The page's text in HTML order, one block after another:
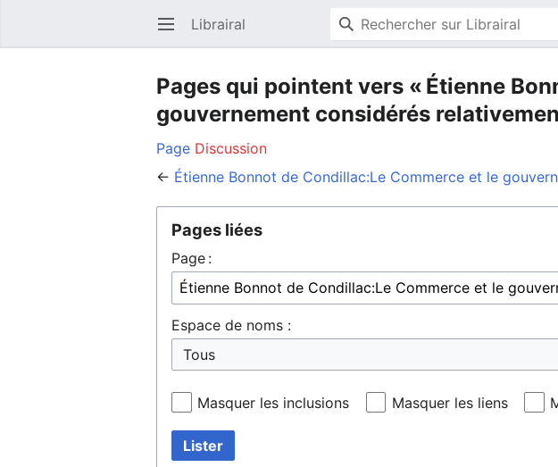
Ouvrir le menu principal Librairal
Pages qui pointent vers « Étienne
gouvernement considérés
Page Discussion
← Étienne Bonnot de Condillac:Le Commerce et le
Pages liées
Page :
Espace de noms :
Masquer les inclusions Masquer les liens
Lister